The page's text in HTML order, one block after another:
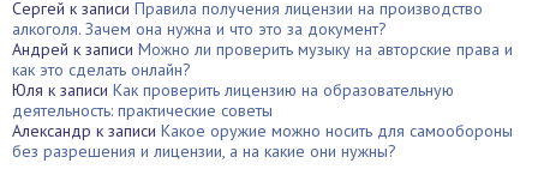
Сергей к записи Правила получения лицензии на производство
алкоголя. Зачем она нужна и что это за документ?
Андрей к записи Можно ли проверить музыку на авторские права и
как это сделать онлайн?
Юля к записи Как проверить лицензию на образовательную
деятельность: практические советы
Александр к записи Какое оружие можно носить для самообороны
без разрешения и лицензии, а на какие они нужны?